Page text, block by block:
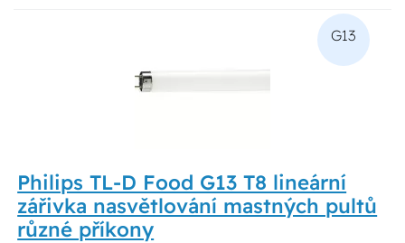
G13
Philips TL-D Food G13 T8 lineární
zářivka nasvětlování mastných pultů
různé příkony